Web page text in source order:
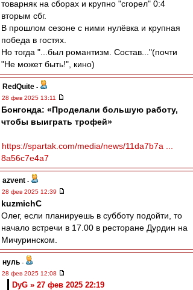
товарняк на сборах и крупно "сгорел" 0:4
вторым сбг.
В прошлом сезоне с ними нулёвка и крупная
победа в гостях.
Но тогда "...был романтизм. Состав..."(почти
"Не может быть!", кино)
RedQuite -
28 фев 2025 13:11
Бонгонда: «Проделали большую работу,
чтобы выиграть трофей»
https://spartak.com/media/news/11da7b7a ...
8a56c7e4a7
azvent -
28 фев 2025 12:39
kuzmichC
Олег, если планируешь в субботу подойти, то
начало встречи в 17.00 в ресторане Дурдин на
Мичуринском.
нуль -
28 фев 2025 12:08
DyG » 27 фев 2025 22:19